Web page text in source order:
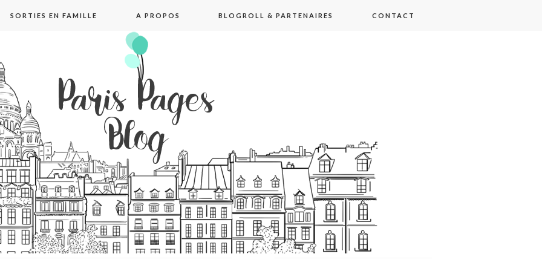
SORTIES EN FAMILLE A PROPOS BLOGROLL & PARTENAIRES CONTACT
blog